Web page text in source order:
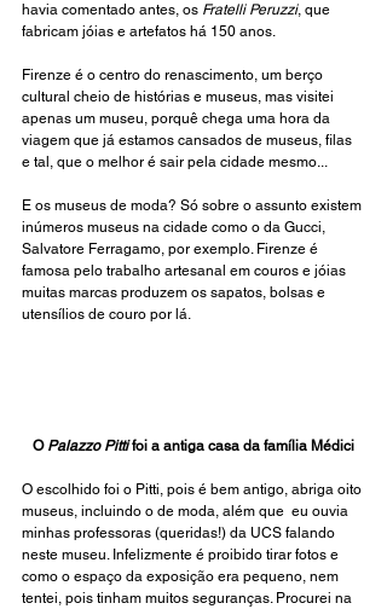
havia comentado antes, os Fratelli Peruzzi, que
fabricam jóias e artefatos há 150 anos.
Firenze é o centro do renascimento, um berço
cultural cheio de histórias e museus, mas visitei
apenas um museu, porquê chega uma hora da
viagem que já estamos cansados de museus, filas
e tal, que o melhor é sair pela cidade mesmo...
E os museus de moda? Só sobre o assunto existem
inúmeros museus na cidade como o da Gucci,
Salvatore Ferragamo, por exemplo. Firenze é
famosa pelo trabalho artesanal em couros e jóias
muitas marcas produzem os sapatos, bolsas e
utensílios de couro por lá.
O Palazzo Pitti foi a antiga casa da família Médici
O escolhido foi o Pitti, pois é bem antigo, abriga oito
museus, incluindo o de moda, além que  eu ouvia
minhas professoras (queridas!) da UCS falando
neste museu. Infelizmente é proibido tirar fotos e
como o espaço da exposição era pequeno, nem
tentei, pois tinham muitos seguranças. Procurei na